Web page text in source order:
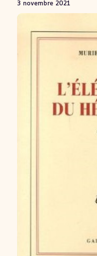
3 novembre 2021